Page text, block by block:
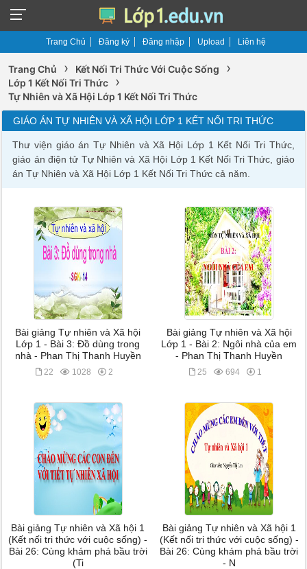
Trang Chủ Đăng ký Đăng nhập Upload Liên hệ
Trang Chủ › Kết Nối Tri Thức Với Cuộc Sống ›
Lớp 1 Kết Nối Tri Thức ›
Tự Nhiên và Xã Hội Lớp 1 Kết Nối Tri Thức
GIÁO ÁN TỰ NHIÊN VÀ XÃ HỘI LỚP 1 KẾT NỐI TRI THỨC
Thư viện giáo án Tự Nhiên và Xã Hội Lớp 1 Kết Nối Tri Thức,
giáo án điện tử Tự Nhiên và Xã Hội Lớp 1 Kết Nối Tri Thức, giáo
án Tự Nhiên và Xã Hội Lớp 1 Kết Nối Tri Thức cả năm.
Bài giảng Tự nhiên và Xã hội
Lớp 1 - Bài 3: Đồ dùng trong
nhà - Phan Thị Thanh Huyền
22 1028 2
Bài giảng Tự nhiên và Xã hội
Lớp 1 - Bài 2: Ngôi nhà của em
- Phan Thị Thanh Huyền
25 694 1
Bài giảng Tự nhiên và Xã hội 1
(Kết nối tri thức với cuộc sống) -
Bài 26: Cùng khám phá bầu trời
(Ti
Bài giảng Tự nhiên và Xã hội 1
(Kết nối tri thức với cuộc sống) -
Bài 26: Cùng khám phá bầu trời
- N